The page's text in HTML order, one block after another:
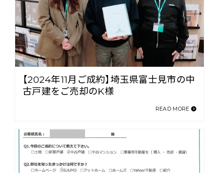
【2024年11月ご成約】埼玉県富士見市の中
古戸建をご売却のK様
READ MORE